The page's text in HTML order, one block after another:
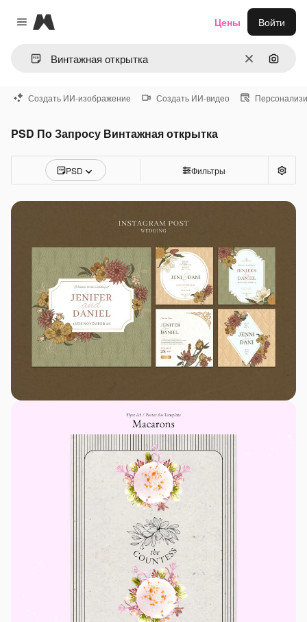
Close menu
Magnific
ОчиститьПоиск
Цены Войти
Создать ИИ-изображение Создать ИИ-видео
PSD По Запросу Винтажная открытка
PSD Фильтры